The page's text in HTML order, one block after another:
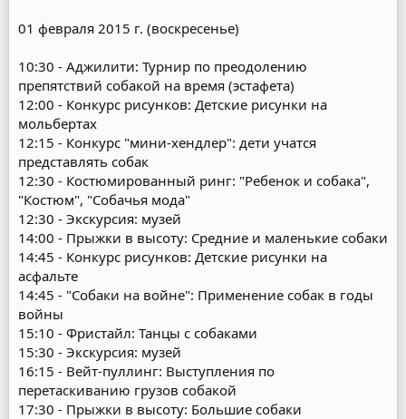
01 февраля 2015 г. (воскресенье)
10:30 - Аджилити: Турнир по преодолению
препятствий собакой на время (эстафета)
12:00 - Конкурс рисунков: Детские рисунки на
мольбертах
12:15 - Конкурс "мини-хендлер": дети учатся
представлять собак
12:30 - Костюмированный ринг: "Ребенок и собака",
"Костюм", "Собачья мода"
12:30 - Экскурсия: музей
14:00 - Прыжки в высоту: Средние и маленькие собаки
14:45 - Конкурс рисунков: Детские рисунки на
асфальте
14:45 - "Собаки на войне": Применение собак в годы
войны
15:10 - Фристайл: Танцы с собаками
15:30 - Экскурсия: музей
16:15 - Вейт-пуллинг: Выступления по
перетаскиванию грузов собакой
17:30 - Прыжки в высоту: Большие собаки